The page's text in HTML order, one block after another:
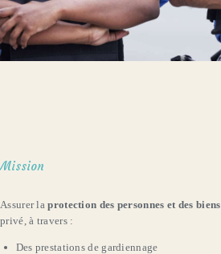
Mission
Assurer laprotection des personnes et des biens
privé, à travers :
Des prestations de gardiennage